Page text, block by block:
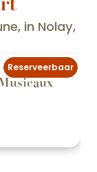
in Nolay,
Reserveerbaar